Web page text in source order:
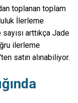
toplanan toplam
İlerleme
arttıkça Jade
ilerleme
satın alınabiliyor.